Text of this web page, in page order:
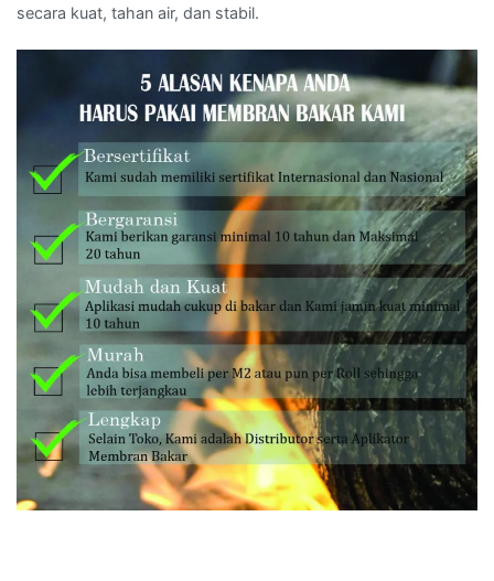
secara kuat, tahan air, dan stabil.